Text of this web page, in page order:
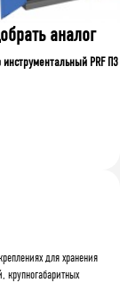
аналог
PRF П3
для хранения
крупногабаритных